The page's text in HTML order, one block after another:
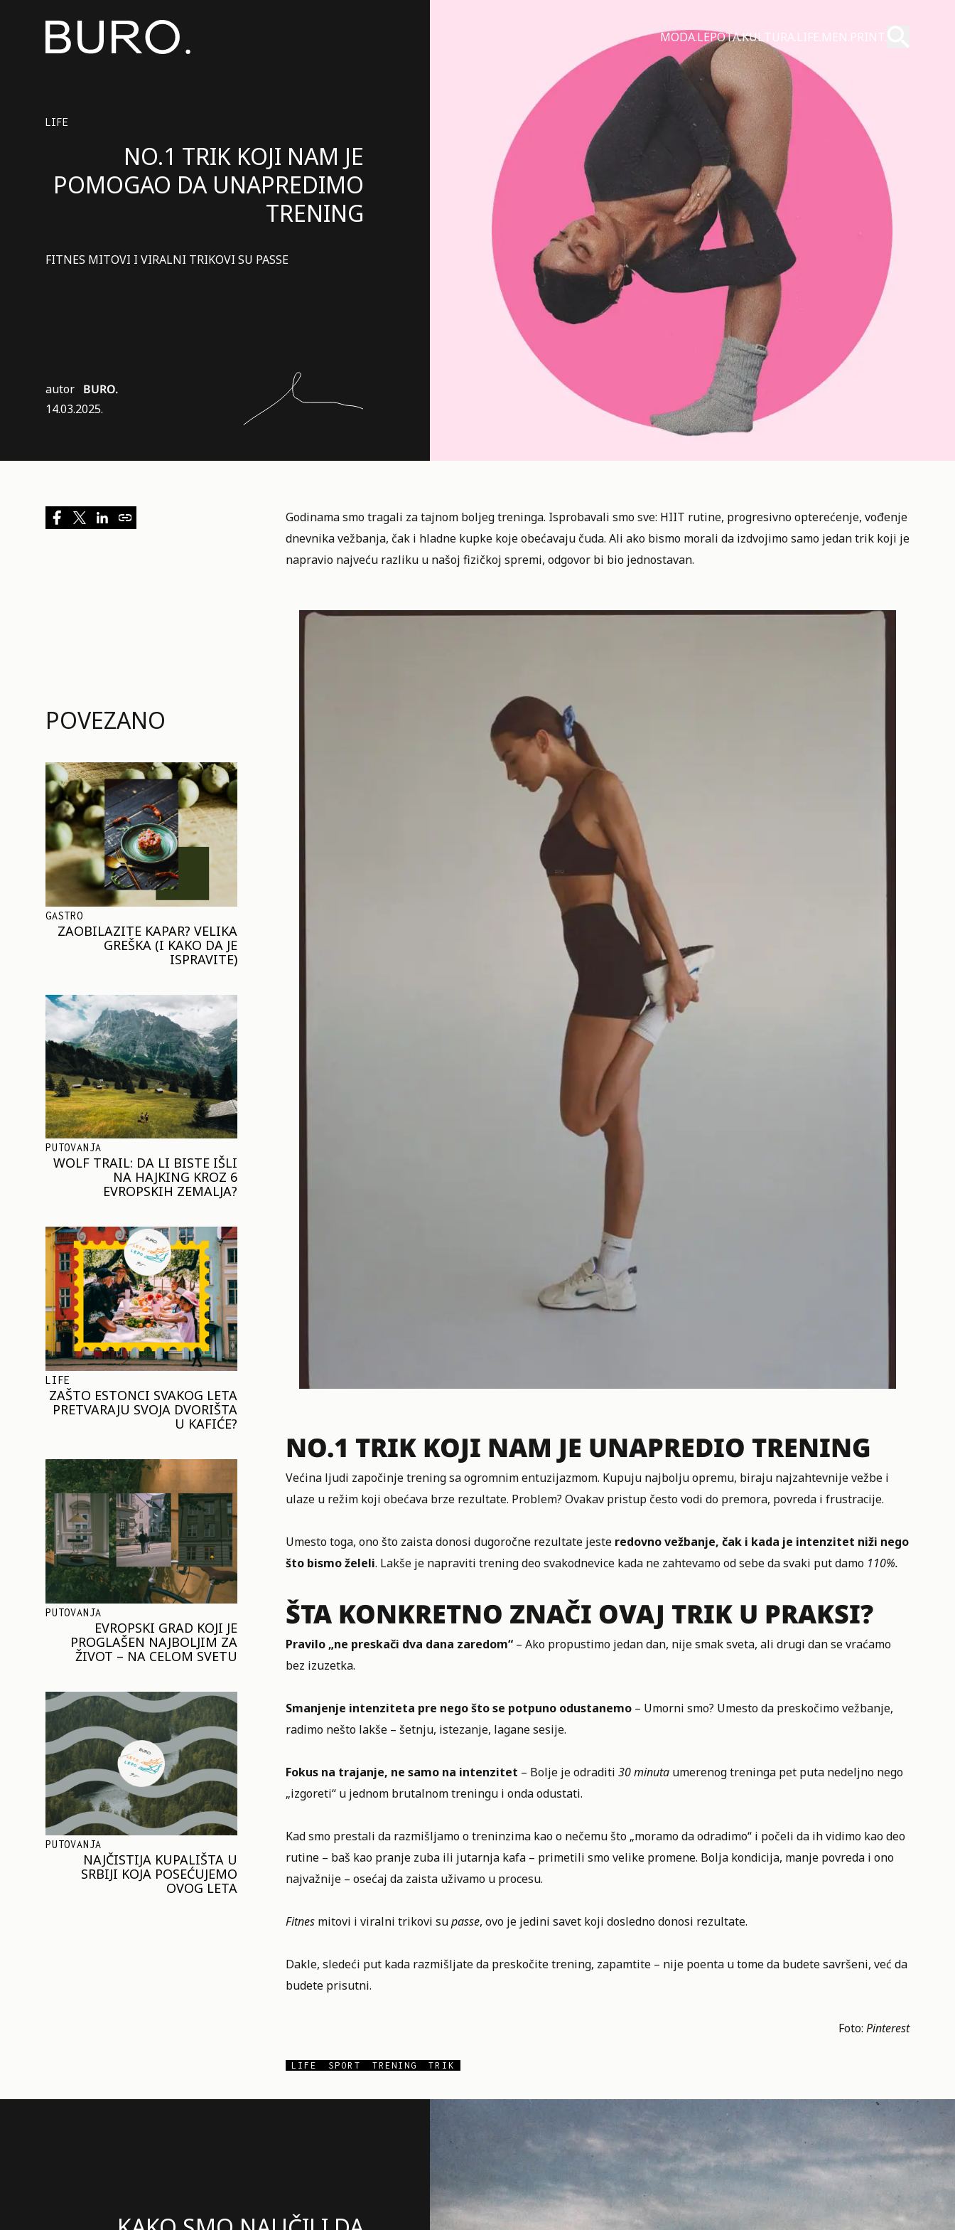
MODA.LEPOTA.KULTURA.LIFE.MEN.PRINT. Pretraži
LIFE
NO.1 TRIK KOJI NAM JE
POMOGAO DA UNAPREDIMO
TRENING
FITNES MITOVI I VIRALNI TRIKOVI SU PASSE
autor BURO.
14.03.2025.
POVEZANO
GASTRO
ZAOBILAZITE KAPAR? VELIKA
GREŠKA (I KAKO DA JE
ISPRAVITE)
PUTOVANJA
WOLF TRAIL: DA LI BISTE IŠLI
NA HAJKING KROZ 6
EVROPSKIH ZEMALJA?
LIFE
ZAŠTO ESTONCI SVAKOG LETA
PRETVARAJU SVOJA DVORIŠTA
U KAFIĆE?
PUTOVANJA
EVROPSKI GRAD KOJI JE
PROGLAŠEN NAJBOLJIM ZA
ŽIVOT – NA CELOM SVETU
PUTOVANJA
NAJČISTIJA KUPALIŠTA U
SRBIJI KOJA POSEĆUJEMO
OVOG LETA
Godinama smo tragali za tajnom boljeg treninga. Isprobavali smo sve: HIIT rutine, progresivno opterećenje, vođenje
dnevnika vežbanja, čak i hladne kupke koje obećavaju čuda. Ali ako bismo morali da izdvojimo samo jedan trik koji je
napravio najveću razliku u našoj fizičkoj spremi, odgovor bi bio jednostavan.
NO.1 TRIK KOJI NAM JE UNAPREDIO TRENING
Većina ljudi započinje trening sa ogromnim entuzijazmom. Kupuju najbolju opremu, biraju najzahtevnije vežbe i
ulaze u režim koji obećava brze rezultate. Problem? Ovakav pristup često vodi do premora, povreda i frustracije.
Umesto toga, ono što zaista donosi dugoročne rezultate jeste redovno vežbanje, čak i kada je intenzitet niži nego
što bismo želeli. Lakše je napraviti trening deo svakodnevice kada ne zahtevamo od sebe da svaki put damo 110%.
ŠTA KONKRETNO ZNAČI OVAJ TRIK U PRAKSI?
Pravilo „ne preskači dva dana zaredom“– Ako propustimo jedan dan, nije smak sveta, ali drugi dan se vraćamo
bez izuzetka.
Smanjenje intenziteta pre nego što se potpuno odustanemo– Umorni smo? Umesto da preskočimo vežbanje,
radimo nešto lakše – šetnju, istezanje, lagane sesije.
Fokus na trajanje, ne samo na intenzitet – Bolje je odraditi 30 minutaumerenog treninga pet puta nedeljno nego
„izgoreti“ u jednom brutalnom treningu i onda odustati.
Kad smo prestali da razmišljamo otreninzimakao o nečemu što „moramo da odradimo“ i počeli da ih vidimo kao deo
rutine – baš kao pranje zuba ili jutarnja kafa – primetili smo velike promene. Bolja kondicija, manje povreda i ono
najvažnije – osećaj da zaista uživamo u procesu.
Fitnes mitovi i viralni trikovi supasse, ovo je jedini savet koji dosledno donosi rezultate.
Dakle, sledeći put kada razmišljate da preskočite trening, zapamtite – nije poenta u tome da budete savršeni, već da
budete prisutni.
Foto: Pinterest
LIFE SPORT TRENING TRIK